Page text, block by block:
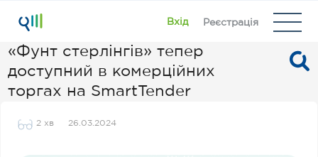
Вхід Реєстрація
«Фунт стерлінгів» тепер
доступний в комерційних
торгах на SmartTender
2 хв 26.03.2024